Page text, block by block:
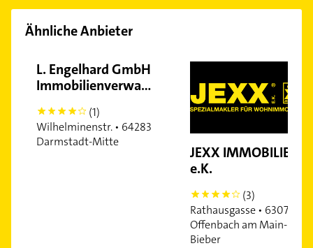
Ähnliche Anbieter
L. Engelhard GmbH
Immobilienverwaltung
4
(1)
Wilhelminenstr. • 64283
Darmstadt-Mitte
JEXX IMMOBILIEN
e.K.
4
(3)
Rathausgasse • 63073
Offenbach am Main-
Bieber